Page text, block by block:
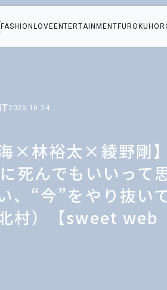
FASHION LOVE ENTERTAINMENT FUROKU
2025.10.24
×林裕太×綾野剛】
死んでもいいって
、“今”をやり抜い
村）【sweet web